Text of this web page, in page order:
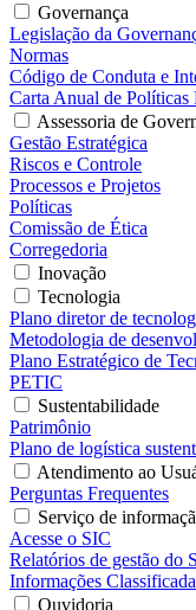
Governança
Legislação da
Normas
Código de Conduta e
Carta Anual de Políticas
Assessoria de
Gestão Estratégica
Riscos e Controle
Processos e Projetos
Políticas
Comissão de Ética
Corregedoria
Inovação
Tecnologia
Plano diretor de
Metodologia de
Plano Estratégico de
PETIC
Sustentabilidade
Patrimônio
Plano de logística
Atendimento ao
Perguntas Frequentes
Serviço de
Acesse o SIC
Relatórios de gestão do
Informações
Ouvidoria